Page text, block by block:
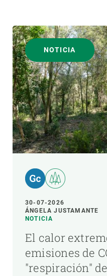
NOTICIA
30-07-2026
ÁNGELA JUSTAMANTE
NOTICIA
El calor
emisiones de
"respiración"